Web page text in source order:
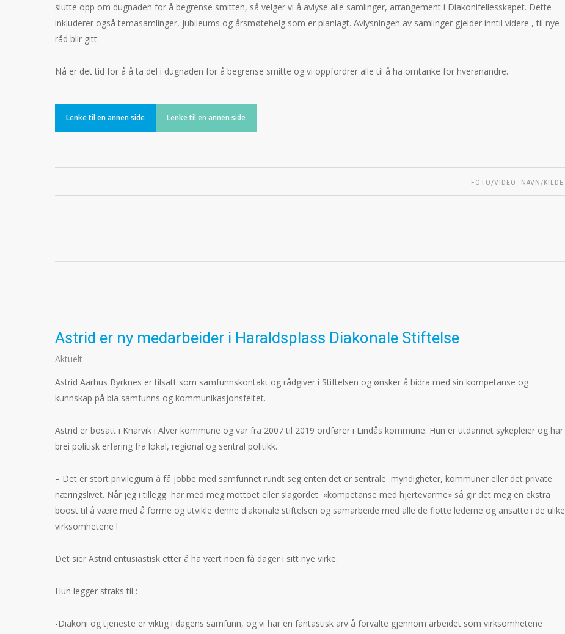
slutte opp om dugnaden for å begrense smitten, så velger vi å avlyse alle samlinger, arrangement i Diakonifellesskapet. Dette
inkluderer også temasamlinger, jubileums og årsmøtehelg som er planlagt. Avlysningen av samlinger gjelder inntil videre , til nye
råd blir gitt.
Nå er det tid for å å ta del i dugnaden for å begrense smitte og vi oppfordrer alle til å ha omtanke for hveranandre.
Lenke til en annen side Lenke til en annen side
FOTO/VIDEO: NAVN/KILDE
Astrid er ny medarbeider i Haraldsplass Diakonale Stiftelse
Aktuelt
Astrid Aarhus Byrknes er tilsatt som samfunnskontakt og rådgiver i Stiftelsen og ønsker å bidra med sin kompetanse og
kunnskap på bla samfunns og kommunikasjonsfeltet.
Astrid er bosatt i Knarvik i Alver kommune og var fra 2007 til 2019 ordfører i Lindås kommune. Hun er utdannet sykepleier og har
brei politisk erfaring fra lokal, regional og sentral politikk.
– Det er stort privilegium å få jobbe med samfunnet rundt seg enten det er sentrale myndigheter, kommuner eller det private
næringslivet. Når jeg i tillegg har med meg mottoet eller slagordet «kompetanse med hjertevarme» så gir det meg en ekstra
boost til å være med å forme og utvikle denne diakonale stiftelsen og samarbeide med alle de flotte lederne og ansatte i de ulike
virksomhetene !
Det sier Astrid entusiastisk etter å ha vært noen få dager i sitt nye virke.
Hun legger straks til :
-Diakoni og tjeneste er viktig i dagens samfunn, og vi har en fantastisk arv å forvalte gjennom arbeidet som virksomhetene